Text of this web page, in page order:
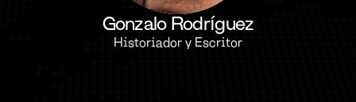
Gonzalo Rodríguez
Historiador y Escritor